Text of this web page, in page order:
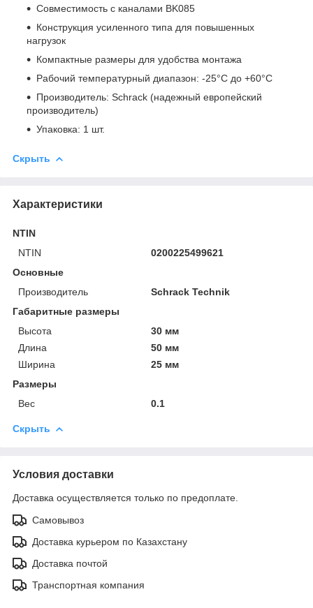
Совместимость с каналами BK085
Конструкция усиленного типа для повышенных
нагрузок
Компактные размеры для удобства монтажа
Рабочий температурный диапазон: -25°C до +60°C
Производитель: Schrack (надежный европейский
производитель)
Упаковка: 1 шт.
Скрыть
Характеристики
NTIN
NTIN
0200225499621
Основные
Производитель
Schrack Technik
Габаритные размеры
Высота
30 мм
Длина
50 мм
Ширина
25 мм
Размеры
Вес
0.1
Скрыть
Условия доставки
Доставка осуществляется только по предоплате.
Самовывоз
Доставка курьером по Казахстану
Доставка почтой
Транспортная компания